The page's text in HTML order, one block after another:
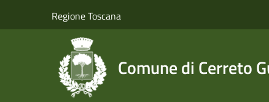
Regione Toscana
Comune di Cerreto